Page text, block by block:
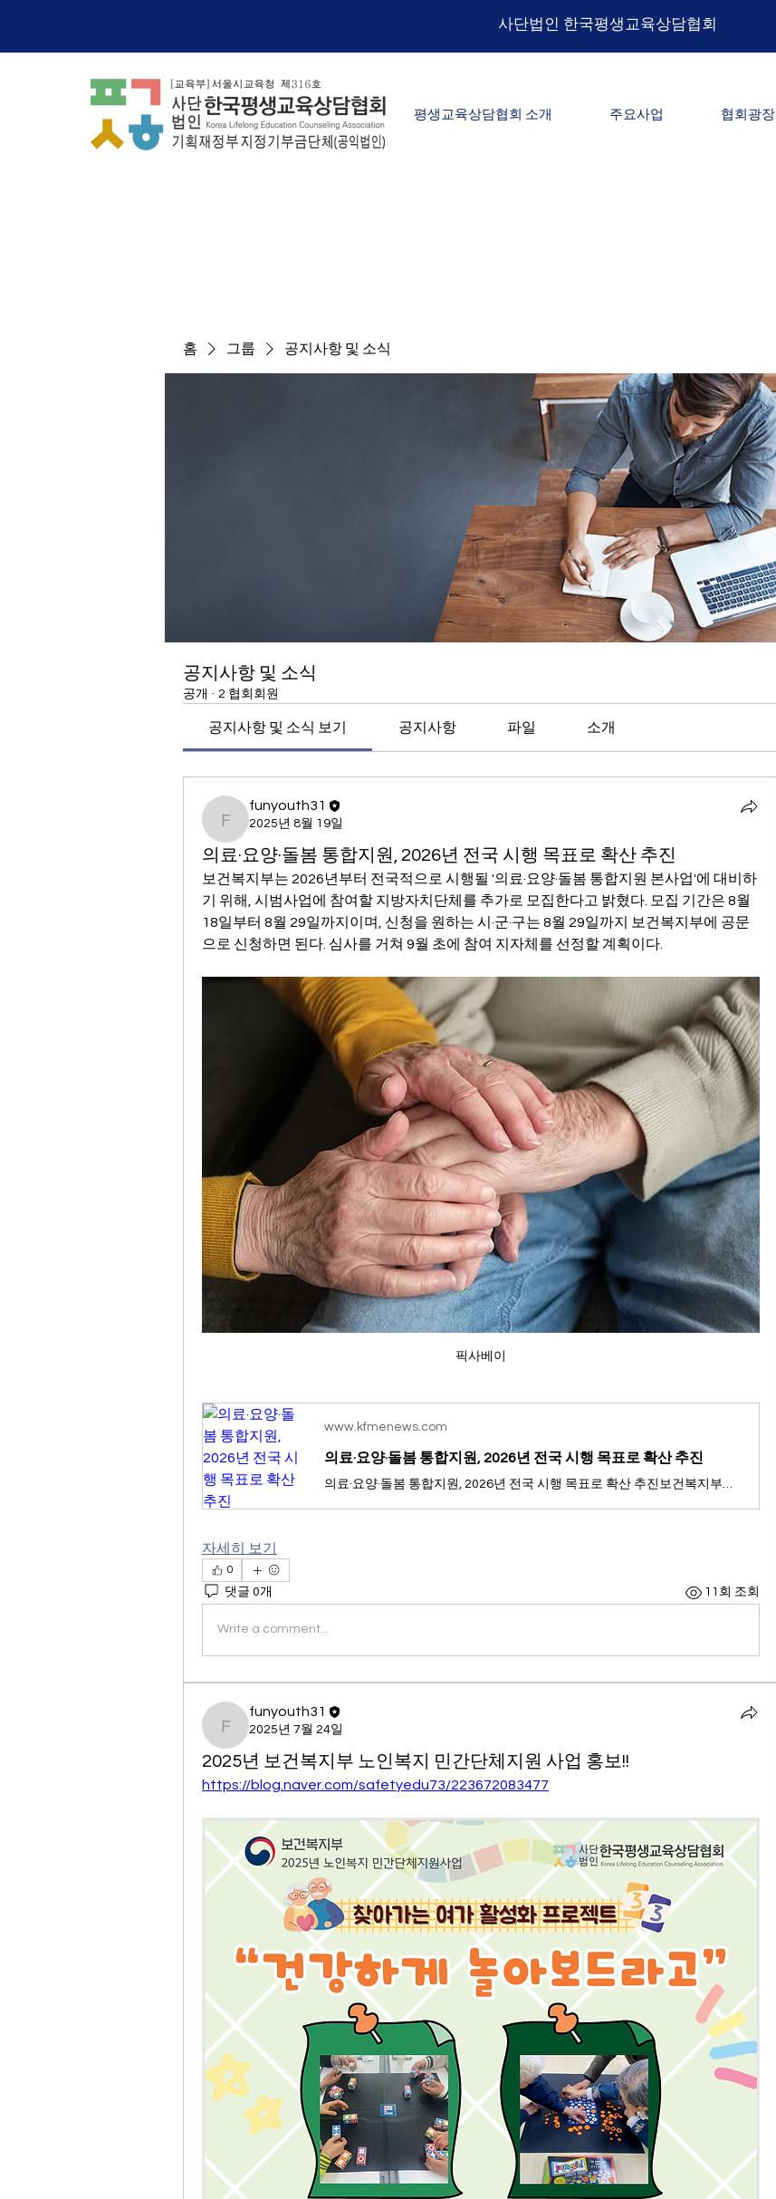
​사단법인 한국평생교육상담협회
평생교육상담협회 소개 주요사업 협회광장
홈 그룹 공지사항 및 소식
공지사항 및 소식
공개 · 2 협회회원
공지사항 및 소식 보기 공지사항 파일 소개
funyouth31
funyouth31
2025년 8월 19일
의료·요양·돌봄 통합지원, 2026년 전국 시행 목표로 확산 추진
보건복지부는 2026년부터 전국적으로 시행될 '의료·요양·돌봄 통합지원 본사업'에 대비하
기 위해, 시범사업에 참여할 지방자치단체를 추가로 모집한다고 밝혔다. 모집 기간은 8월
18일부터 8월 29일까지이며, 신청을 원하는 시·군·구는 8월 29일까지 보건복지부에 공문
으로 신청하면 된다. 심사를 거쳐 9월 초에 참여 지자체를 선정할 계획이다.
픽사베이
www.kfmenews.com
의료·요양·돌봄 통합지원, 2026년 전국 시행 목표로 확산 추진
자세히 보기
0
댓글 0개 11회 조회
Write a comment...
funyouth31
funyouth31
2025년 7월 24일
2025년 보건복지부 노인복지 민간단체지원 사업 홍보!!
https://blog.naver.com/safetyedu73/223672083477